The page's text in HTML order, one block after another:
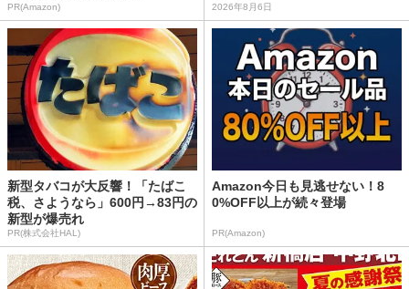
PR(Amazon) 2026年8月6日
新型タバコが大反響！「たばこ
税、さようなら」600円→83円の
新型が爆売れ
PR(株式会社HAL)
Amazon今日も見逃せない！8
0%OFF以上が続々登場
PR(Amazon)